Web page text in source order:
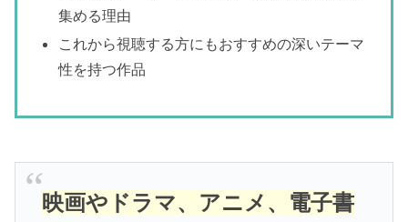
集める理由
これから視聴する方にもおすすめの深いテーマ
性を持つ作品
映画やドラマ、アニメ、電子書